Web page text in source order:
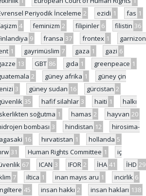
Periyodik İnceleme 2 ezidi 1 fas 1
4 feminizm 2 filipinler 6 filistin 36
9 fransa 37 frontex 1
garnizon
1 gayrimüslim 7 gaza 1 gazi 6
13 GBT 86 gıda 1 greenpeace 1
2 güney afrika 1
güney çin
3 güney sudan 16 gürcistan 2
35 hafif silahlar 3 haiti 1
halkı
soğutma 1 hamas 2 hayvan 20
bombası 3 hindistan 12
hirosima-
16 hırvatistan 1 hollanda 5
31 Human Rights Committee 1
iç
67 ICAN 3 IFOR 2 İHA 41 İHD 29
7 iltica 1 inan mayıs aru 1 incirlik 6
45 insan hakkı 2 insan hakları 138